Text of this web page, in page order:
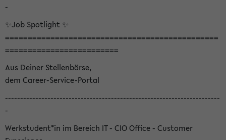
-
✨Job Spotlight ✨
===============================================
=========================
Aus Deiner Stellenbörse,
dem Career-Service-Portal
-----------------------------------------------------------------------
-
Werkstudent*in im Bereich IT - CIO Office - Customer